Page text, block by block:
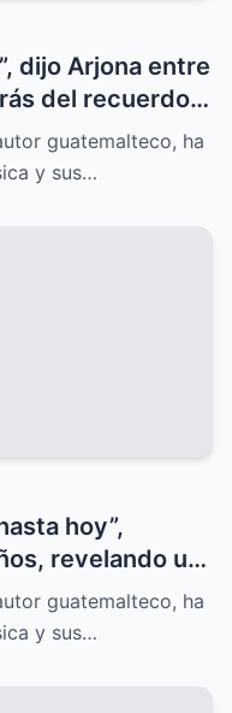
dijo Arjona entre
del recuerdo
guatemalteco, ha
y sus…
hoy”,
revelando un
para siempre.
guatemalteco, ha
y sus…